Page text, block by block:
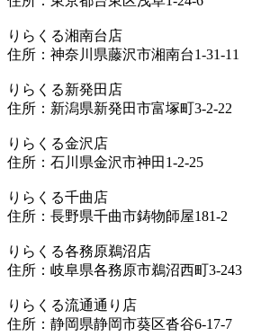
りらくる湘南台店
住所：神奈川県藤沢市湘南台1-31-11
りらくる新発田店
住所：新潟県新発田市富塚町3-2-22
りらくる金沢店
住所：石川県金沢市神田1-2-25
りらくる千曲店
住所：長野県千曲市鋳物師屋181-2
りらくる各務原鵜沼店
住所：岐阜県各務原市鵜沼西町3-243
りらくる流通通り店
住所：静岡県静岡市葵区沓谷6-17-7